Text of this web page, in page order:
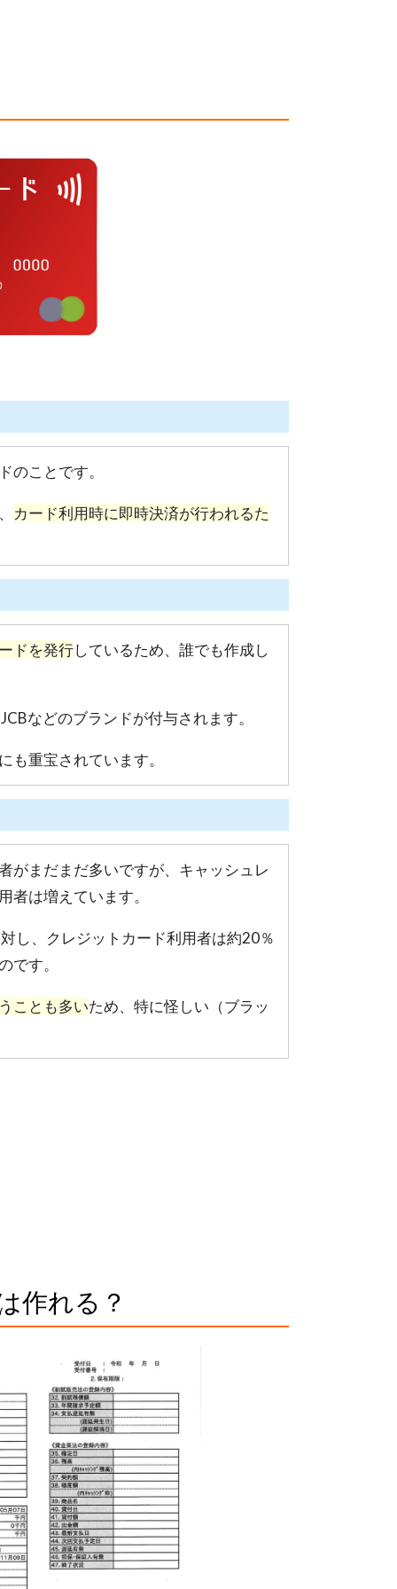
のことです。
カード利用時に即時決済が行われるた
ドを発行しているため、誰でも作成し
などのブランドが付与されます。
も重宝されています。
がまだまだ多いですが、キャッシュレ
者は増えています。
し、クレジットカード利用者は約20％
です。
ことも多いため、特に怪しい（ブラッ
作れる？